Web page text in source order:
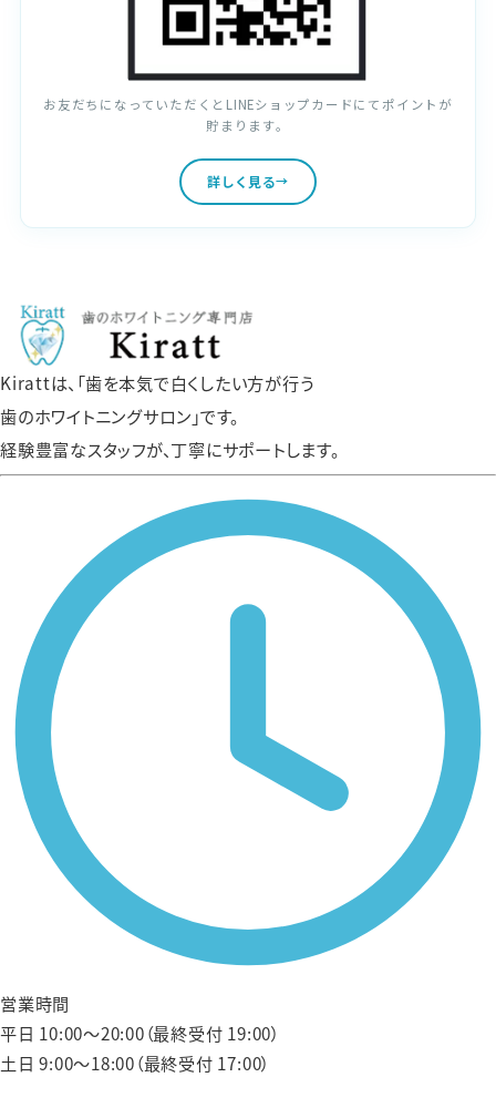
お友だちになっていただくとLINEショップカードにてポイントが
貯まります。
詳しく見る
Kirattは、「歯を本気で白くしたい方が行う
歯のホワイトニングサロン」です。
経験豊富なスタッフが、丁寧にサポートします。
営業時間
平日 10:00〜20:00（最終受付 19:00）
土日 9:00〜18:00（最終受付 17:00）